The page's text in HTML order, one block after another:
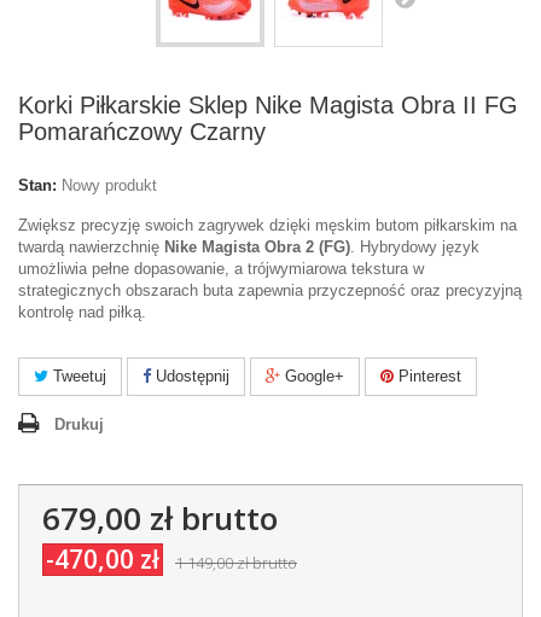
Korki Piłkarskie Sklep Nike Magista Obra II FG
Pomarańczowy Czarny
Stan: Nowy produkt
Zwiększ precyzję swoich zagrywek dzięki męskim butom piłkarskim na
twardą nawierzchnię Nike Magista Obra 2 (FG). Hybrydowy język
umożliwia pełne dopasowanie, a trójwymiarowa tekstura w
strategicznych obszarach buta zapewnia przyczepność oraz precyzyjną
kontrolę nad piłką.
Tweetuj Udostępnij Google+ Pinterest
Drukuj
679,00 złbrutto
-470,00 zł 1 149,00 złbrutto